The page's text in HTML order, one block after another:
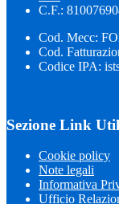
C.F.:
Cod. Mecc:
Cod.
Codice IPA:
Sezione Link
Cookie policy
Note legali
Informativa
Ufficio